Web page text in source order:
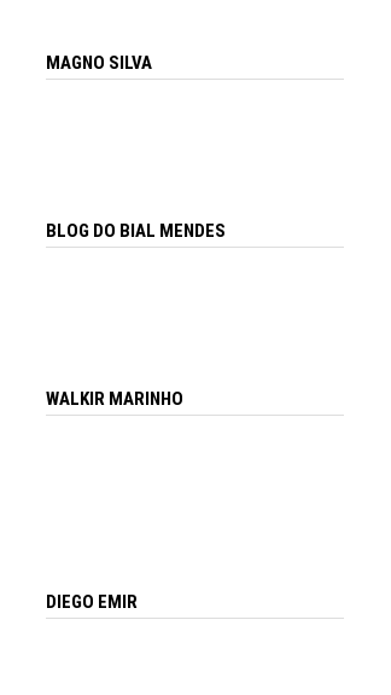
MAGNO SILVA
BLOG DO BIAL MENDES
WALKIR MARINHO
DIEGO EMIR